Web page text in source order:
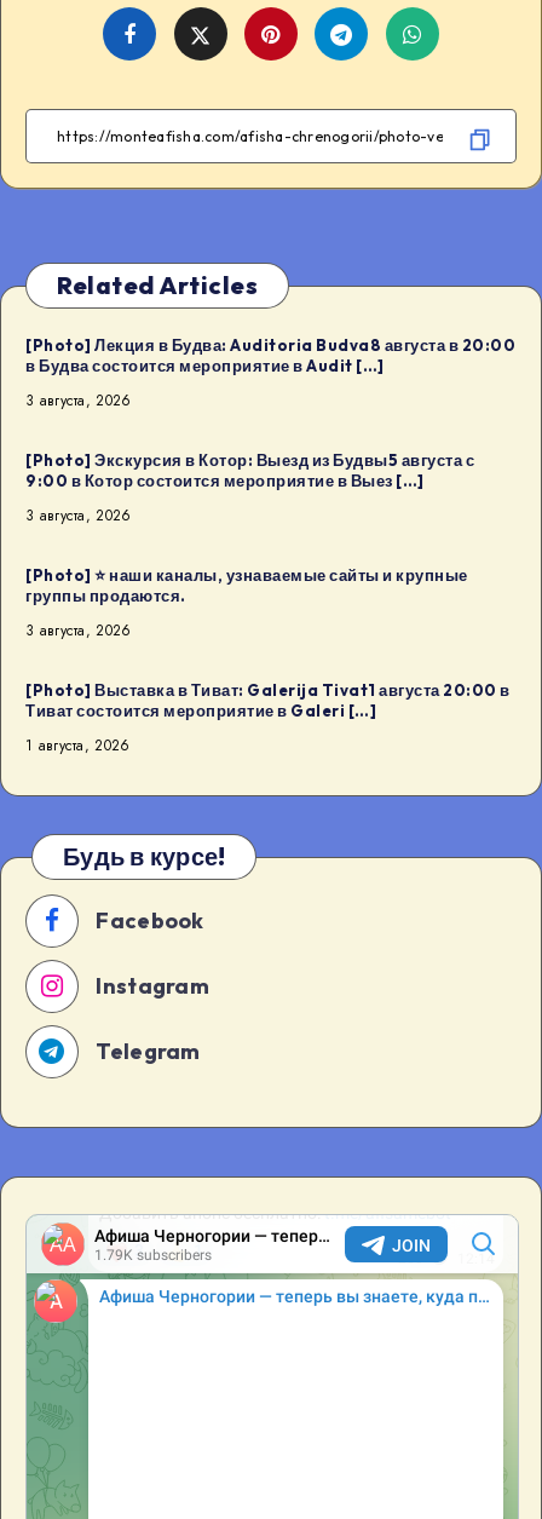
Share
Facebook
Share
Twitter
Share
Telegram
Share
WhatsApp
Related Articles
[Photo] Лекция в Будва: Auditoria Budva8 августа в 20:00
в Будва состоится мероприятие в Audit […]
3 августа, 2026
[Photo] Экскурсия в Котор: Выезд из Будвы5 августа с
9:00 в Котор состоится мероприятие в Выез […]
3 августа, 2026
[Photo] ⭐️ наши каналы, узнаваемые сайты и крупные
группы продаются.
3 августа, 2026
[Photo] Выставка в Тиват: Galerija Tivat1 августа 20:00 в
Тиват состоится мероприятие в Galeri […]
1 августа, 2026
Будь в курсе!
Facebook
Instagram
Telegram